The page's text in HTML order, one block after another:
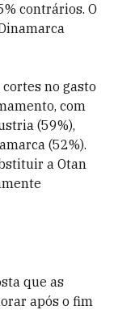
contrários. O
no gasto
com
(59%),
(52%).
a Otan
que as
após o fim